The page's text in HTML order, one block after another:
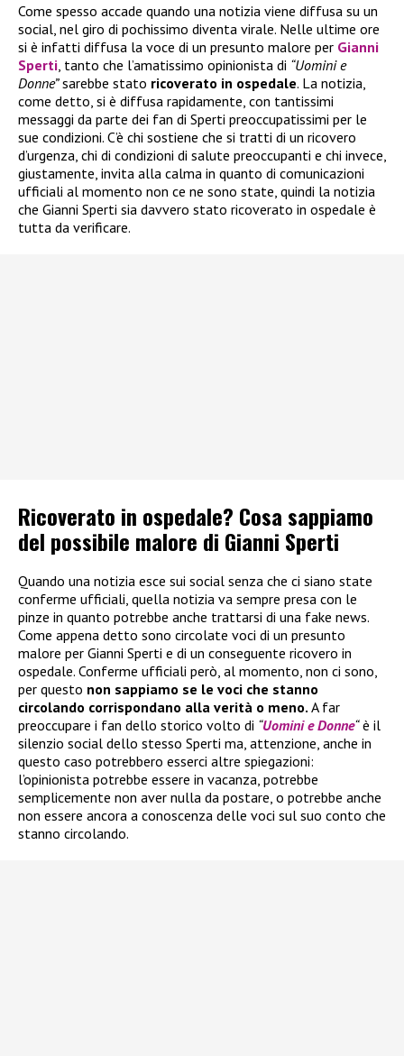
Come spesso accade quando una notizia viene diffusa su un
social, nel giro di pochissimo diventa virale. Nelle ultime ore
si è infatti diffusa la voce di un presunto malore per Gianni
Sperti , tanto che l’amatissimo opinionista di “Uomini e
Donne”sarebbe stato ricoverato in ospedale. La notizia,
come detto, si è diffusa rapidamente, con tantissimi
messaggi da parte dei fan di Sperti preoccupatissimi per le
sue condizioni. C’è chi sostiene che si tratti di un ricovero
d’urgenza, chi di condizioni di salute preoccupanti e chi invece,
giustamente, invita alla calma in quanto di comunicazioni
ufficiali al momento non ce ne sono state, quindi la notizia
che Gianni Sperti sia davvero stato ricoverato in ospedale è
tutta da verificare.
Ricoverato in ospedale? Cosa sappiamo
del possibile malore di Gianni Sperti
Quando una notizia esce sui social senza che ci siano state
conferme ufficiali, quella notizia va sempre presa con le
pinze in quanto potrebbe anche trattarsi di una fake news.
Come appena detto sono circolate voci di un presunto
malore per Gianni Sperti e di un conseguente ricovero in
ospedale. Conferme ufficiali però, al momento, non ci sono,
per questo non sappiamo se le voci che stanno
circolando corrispondano alla verità o meno. A far
preoccupare i fan dello storico volto di “Uomini e Donne“è il
silenzio social dello stesso Sperti ma, attenzione, anche in
questo caso potrebbero esserci altre spiegazioni:
l’opinionista potrebbe essere in vacanza, potrebbe
semplicemente non aver nulla da postare, o potrebbe anche
non essere ancora a conoscenza delle voci sul suo conto che
stanno circolando.